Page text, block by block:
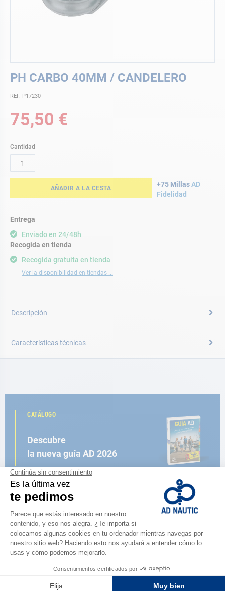
PH CARBO 40MM / CANDELERO
REF. P17230
75,50 €
Cantidad
AÑADIR A LA CESTA +75 MillasAD
Fidelidad
Entrega
Enviado en 24/48h
Recogida gratuita en tienda
Ver la disponibilidad en tiendas ...
Recogida en tienda
al
de
galería
de
Descripción
Características técnicas
CATÁLOGO
Descubre
la nueva guía AD 2026
NAVEGAR POR EL CATÁLOGO
ESPACIO FIDELIDAD
¿Eres apasionado?
Benefíciate de ventajas exclusivas